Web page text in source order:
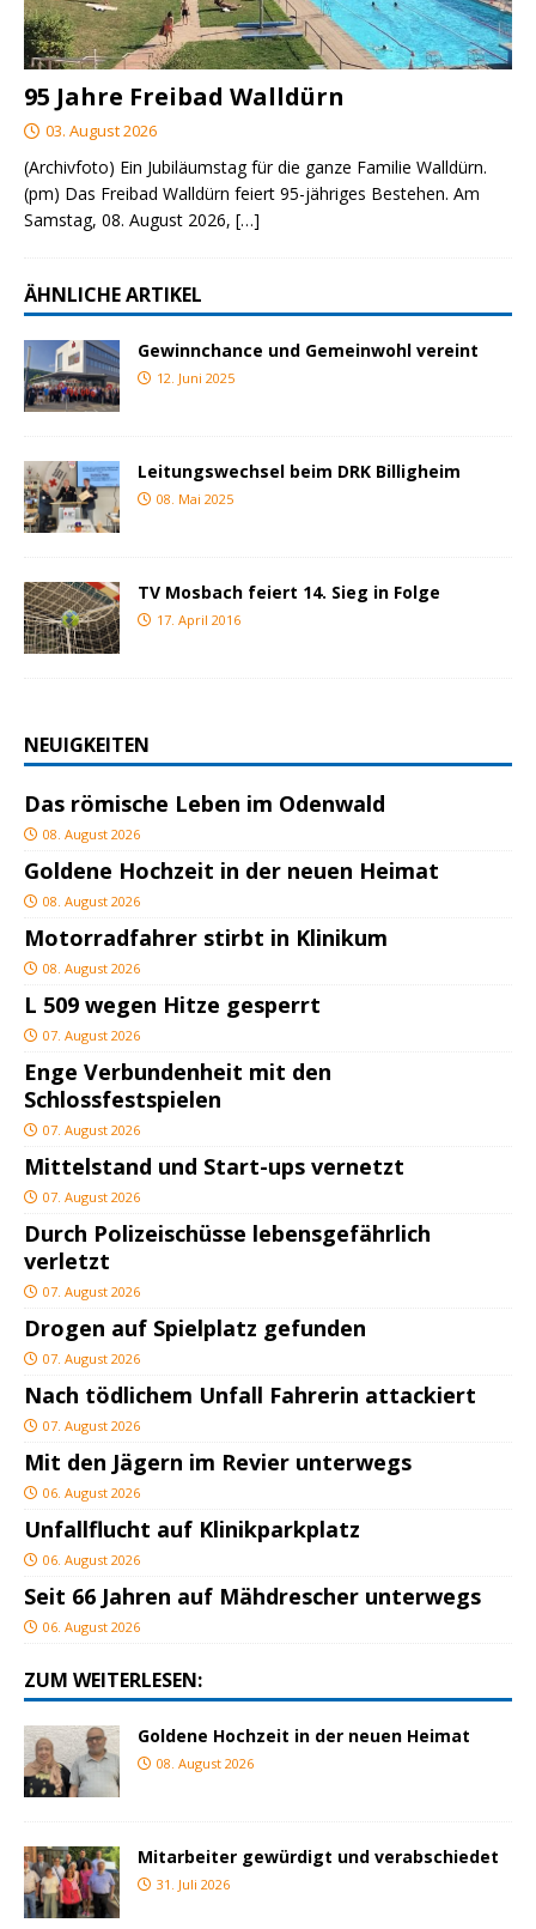
95 Jahre Freibad Walldürn
03. August 2026
(Archivfoto) Ein Jubiläumstag für die ganze Familie Walldürn.
(pm) Das Freibad Walldürn feiert 95-jähriges Bestehen. Am
Samstag, 08. August 2026, […]
ÄHNLICHE ARTIKEL
Gewinnchance und Gemeinwohl vereint
12. Juni 2025
Leitungswechsel beim DRK Billigheim
08. Mai 2025
TV Mosbach feiert 14. Sieg in Folge
17. April 2016
NEUIGKEITEN
Das römische Leben im Odenwald
08. August 2026
Goldene Hochzeit in der neuen Heimat
08. August 2026
Motorradfahrer stirbt in Klinikum
08. August 2026
L 509 wegen Hitze gesperrt
07. August 2026
Enge Verbundenheit mit den
Schlossfestspielen
07. August 2026
Mittelstand und Start-ups vernetzt
07. August 2026
Durch Polizeischüsse lebensgefährlich
verletzt
07. August 2026
Drogen auf Spielplatz gefunden
07. August 2026
Nach tödlichem Unfall Fahrerin attackiert
07. August 2026
Mit den Jägern im Revier unterwegs
06. August 2026
Unfallflucht auf Klinikparkplatz
06. August 2026
Seit 66 Jahren auf Mähdrescher unterwegs
06. August 2026
ZUM WEITERLESEN:
Goldene Hochzeit in der neuen Heimat
08. August 2026
Mitarbeiter gewürdigt und verabschiedet
31. Juli 2026